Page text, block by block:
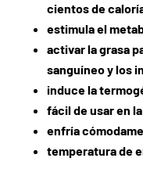
cientos de
estimula el
activar la grasa
sanguíneo y los
induce la
fácil de usar en
enfría
temperatura de